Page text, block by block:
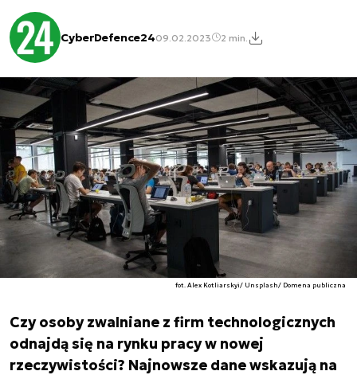
CyberDefence2409.02.2023 2 min.
fot. Alex Kotliarskyi/ Unsplash/ Domena publiczna
Czy osoby zwalniane z firm technologicznych
odnajdą się na rynku pracy w nowej
rzeczywistości? Najnowsze dane wskazują na